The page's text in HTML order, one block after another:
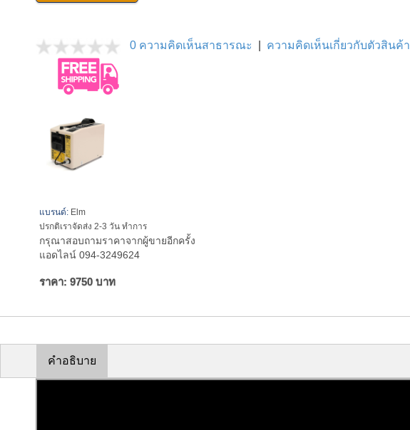
0 ความคิดเห็นสาธารณะ ความคิดเห็นเกี่ยวกับตัวสินค้า
แบรนด์: Elm
ปรกติเราจัดส่ง 2-3 วัน ทำการ
กรุณาสอบถามราคาจากผู้ขายอีกครั้ง
แอดไลน์ 094-3249624
ราคา: 9750 บาท
คำอธิบาย